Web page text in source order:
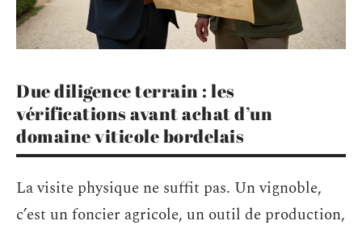
Due diligence terrain : les
vérifications avant achat d’un
domaine viticole bordelais
La visite physique ne suffit pas. Un vignoble,
c’est un foncier agricole, un outil de production,